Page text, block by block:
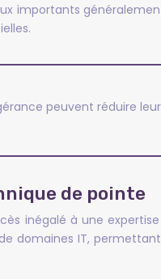
importants
peuvent réduire
de pointe
inégalé à une
domaines IT,